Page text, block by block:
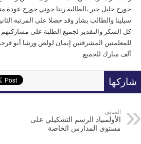
جورج خليل خير ،الطالبة رينا جوني جورج
سيلينا والطالب بشار وقد حصلا على المرتبة
كل الشكر والتقدير لجميع الطلبة على مشاركتهم
للمعلمتين المشرفتين إيمان لولص ورشا أبو
ألف مبارك للجميع.
شاركها
السابق
الأولمبياد الرسم التشكيلي على
مستوى المدارس الخاصة